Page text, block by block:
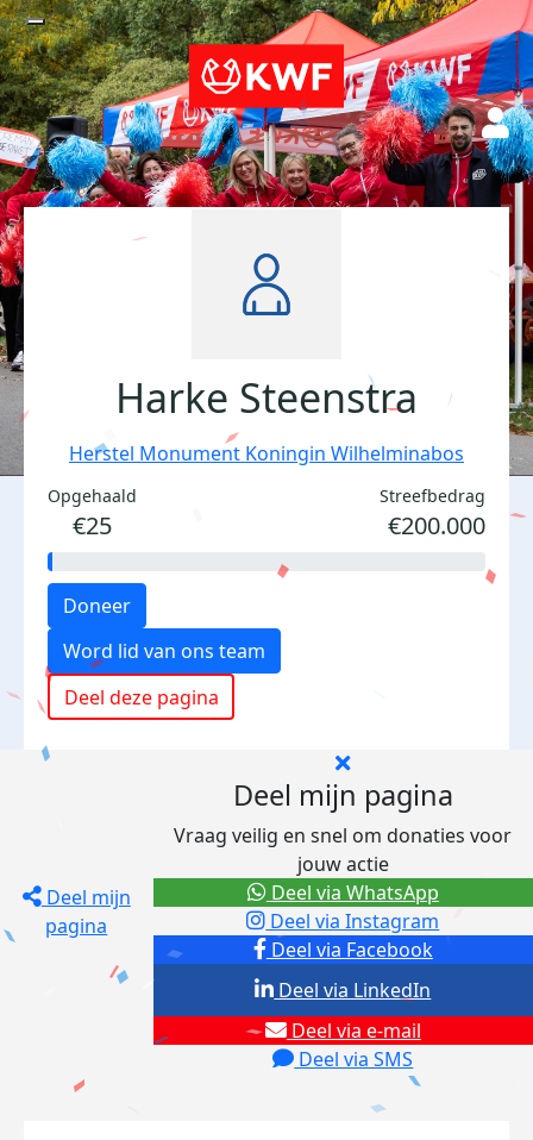
Harke Steenstra
Herstel Monument Koningin Wilhelminabos
Opgehaald
€25
Streefbedrag
€200.000
Doneer
Word lid van ons team
Deel deze pagina
Deel mijn
pagina
Deel mijn pagina
Vraag veilig en snel om donaties voor
jouw actie
Deel via Facebook
Deel via Instagram
Deel via e-mail
Deel via SMS
Deel via LinkedIn
Deel via WhatsApp